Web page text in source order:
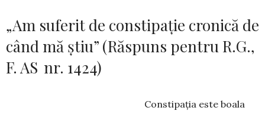
„Am suferit de constipație cronică de
când mă știu” (Răspuns pentru R.G.,
F. AS nr. 1424)
Constipaţia este boala